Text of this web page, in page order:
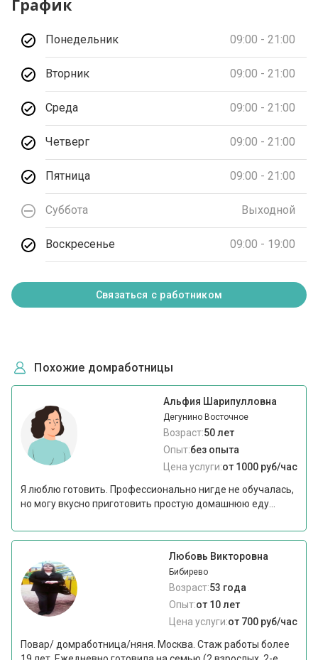
График
Понедельник 09:00 - 21:00
Вторник 09:00 - 21:00
Среда 09:00 - 21:00
Четверг 09:00 - 21:00
Пятница 09:00 - 21:00
Суббота Выходной
Воскресенье 09:00 - 19:00
Связаться с работником
Похожие домработницы
Альфия Шарипулловна
Дегунино Восточное
Возраст:50 лет
Опыт:без опыта
Цена услуги:от 1000 руб/час
Я люблю готовить. Профессионально нигде не обучалась,
но могу вкусно приготовить простую домашнюю еду...
Любовь Викторовна
Бибирево
Возраст:53 года
Опыт:от 10 лет
Цена услуги:от 700 руб/час
Повар/ домработница/няня. Москва. Стаж работы более